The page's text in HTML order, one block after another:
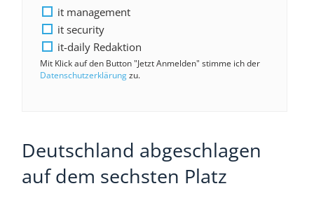
it management
it security
it-daily Redaktion
Mit Klick auf den Button "Jetzt Anmelden" stimme ich der
Datenschutzerklärungzu.
Deutschland abgeschlagen
auf dem sechsten Platz